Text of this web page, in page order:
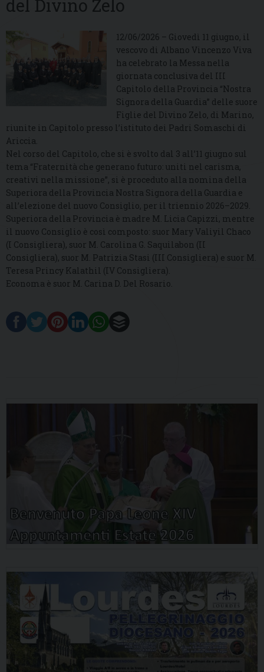
del Divino Zelo
12/06/2026 – Giovedì 11 giugno, il
vescovo di Albano Vincenzo Viva
ha celebrato la Messa nella
giornata conclusiva del III
Capitolo della Provincia “Nostra
Signora della Guardia” delle suore
Figlie del Divino Zelo, di Marino,
riunite in Capitolo presso l’istituto dei Padri Somaschi di
Ariccia.
Nel corso del Capitolo, che si è svolto dal 3 all’11 giugno sul
tema “Fraternità che generano futuro: uniti nel carisma,
creativi nella missione”, si è proceduto alla nomina della
Superiora della Provincia Nostra Signora della Guardia e
all’elezione del nuovo Consiglio, per il triennio 2026–2029.
Superiora della Provincia è madre M. Licia Capizzi, mentre
il nuovo Consiglio è così composto: suor Mary Valiyil Chaco
(I Consigliera), suor M. Carolina G. Saquilabon (II
Consigliera), suor M. Patrizia Stasi (III Consigliera) e suor M.
Teresa Princy Kalathil (IV Consigliera).
Economa è suor M. Carina D. Del Rosario.